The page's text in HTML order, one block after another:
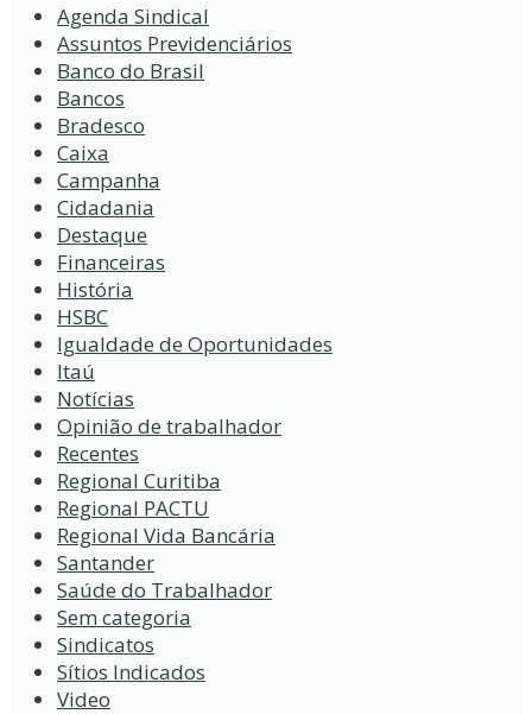
Agenda Sindical
Assuntos Previdenciários
Banco do Brasil
Bancos
Bradesco
Caixa
Campanha
Cidadania
Destaque
Financeiras
História
HSBC
Igualdade de Oportunidades
Itaú
Notícias
Opinião de trabalhador
Recentes
Regional Curitiba
Regional PACTU
Regional Vida Bancária
Santander
Saúde do Trabalhador
Sem categoria
Sindicatos
Sítios Indicados
Video